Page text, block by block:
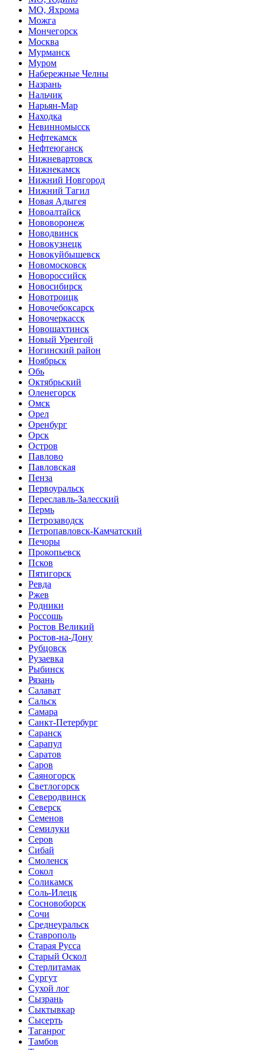
МО, Яхрома
Можга
Мончегорск
Москва
Мурманск
Муром
Набережные Челны
Назрань
Нальчик
Нарьян-Мар
Находка
Невинномысск
Нефтекамск
Нефтеюганск
Нижневартовск
Нижнекамск
Нижний Новгород
Нижний Тагил
Новая Адыгея
Новоалтайск
Нововоронеж
Новодвинск
Новокузнецк
Новокуйбышевск
Новомосковск
Новороссийск
Новосибирск
Новотроицк
Новочебоксарск
Новочеркасск
Новошахтинск
Новый Уренгой
Ногинский район
Ноябрьск
Обь
Октябрьский
Оленегорск
Омск
Орел
Оренбург
Орск
Остров
Павлово
Павловская
Пенза
Первоуральск
Переславль-Залесский
Пермь
Петрозаводск
Петропавловск-Камчатский
Печоры
Прокопьевск
Псков
Пятигорск
Ревда
Ржев
Родники
Россошь
Ростов Великий
Ростов-на-Дону
Рубцовск
Рузаевка
Рыбинск
Рязань
Салават
Сальск
Самара
Санкт-Петербург
Саранск
Сарапул
Саратов
Саров
Саяногорск
Светлогорск
Северодвинск
Северск
Семенов
Семилуки
Серов
Сибай
Смоленск
Сокол
Соликамск
Соль-Илецк
Сосновоборск
Сочи
Среднеуральск
Ставрополь
Старая Русса
Старый Оскол
Стерлитамак
Сургут
Сухой лог
Сызрань
Сыктывкар
Сысерть
Таганрог
Тамбов